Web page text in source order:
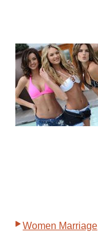
Women Marriage